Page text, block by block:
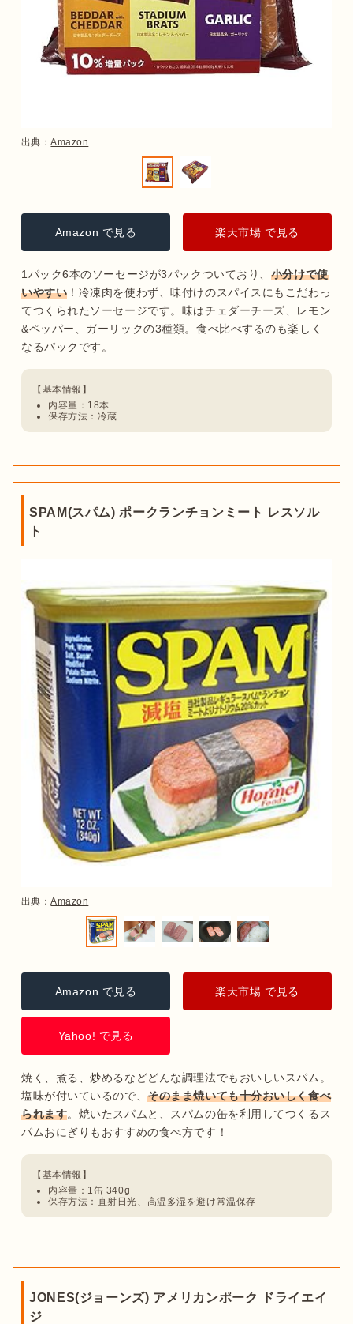
出典：Amazon
Amazon で見る 楽天市場 で見る
1パック6本のソーセージが3パックついており、 小分けで使
いやすい ！冷凍肉を使わず、味付けのスパイスにもこだわっ
てつくられたソーセージです。味はチェダーチーズ、レモン
&ペッパー、ガーリックの3種類。食べ比べするのも楽しく
内容量：18本
保存方法：冷蔵
SPAM(スパム) ポークランチョンミート レスソル
ト
出典：Amazon
Amazon で見る 楽天市場 で見る
Yahoo! で見る
焼く、煮る、炒めるなどどんな調理法でもおいしいスパム。
塩味が付いているので、そのまま焼いても十分おいしく食べ
られます。焼いたスパムと、スパムの缶を利用してつくるス
内容量：1缶 340g
保存方法：直射日光、高温多湿を避け常温保存
JONES(ジョーンズ) アメリカンポーク ドライエイ
ジ